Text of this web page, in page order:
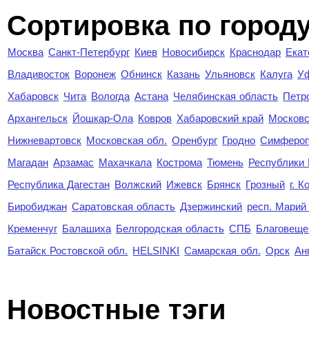
Cортировка по
Москва Санкт-Петербург Киев Новосибирск Краснодар
Владивосток Воронеж Обнинск Казань Ульяновск Калуга
Хабаровск Чита Вологда Астана Челябинская область
Архангельск Йошкар-Ола Ковров Хабаровский край
Нижневартовск Московская обл. Оренбург Гродно
Магадан Арзамас Махачкала Кострома Тюмень Республики
Республика Дагестан Волжский Ижевск Брянск Грозный г.
Биробиджан Саратовская область Дзержинский респ.
Кременчуг Балашиха Белгородская область СПБ
Батайск Ростовской обл. HELSINKI Самарская обл. Орск
Новостные тэги